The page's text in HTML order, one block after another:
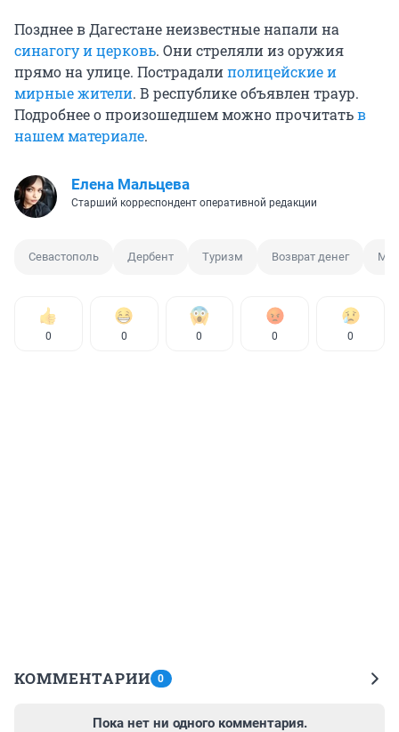
Позднее в Дагестане неизвестные напали на
синагогу и церковь. Они стреляли из оружия
прямо на улице. Пострадалиполицейские и
мирные жители. В республике объявлен траур.
Подробнее о произошедшем можно прочитатьв
нашем материале.
Елена Мальцева
Старший корреспондент оперативной редакции
Севастополь Дербент Туризм Возврат денег
0 0 0 0 0
КОММЕНТАРИИ 0
Пока нет ни одного комментария.